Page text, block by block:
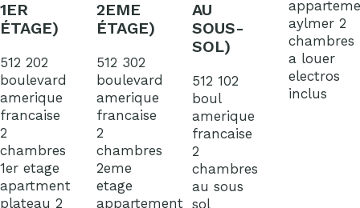
1ER
ÉTAGE)
512 202
boulevard
amerique
francaise
2
chambres
1er etage
apartment
plateau 2
2EME
ÉTAGE)
512 302
boulevard
amerique
francaise
2
chambres
2eme
etage
appartement
AU
SOUS-
SOL)
512 102
boul
amerique
francaise
2
chambres
au sous
sol
aylmer 2
chambres
a louer
electros
inclus